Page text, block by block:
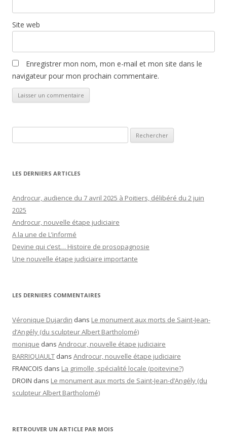
Site web
Enregistrer mon nom, mon e-mail et mon site dans le
navigateur pour mon prochain commentaire.
LES DERNIERS ARTICLES
Androcur, audience du 7 avril 2025 à Poitiers, délibéré du 2 juin
2025
Androcur, nouvelle étape judiciaire
A la une de L’informé
Devine qui c’est… Histoire de prosopagnosie
Une nouvelle étape judiciaire importante
LES DERNIERS COMMENTAIRES
Véronique Dujardin dans Le monument aux morts de Saint-Jean-
d’Angély (du sculpteur Albert Bartholomé)
monique dans Androcur, nouvelle étape judiciaire
BARRIQUAULT dans Androcur, nouvelle étape judiciaire
FRANCOIS dans La grimolle, spécialité locale (poitevine?)
DROIN dans Le monument aux morts de Saint-Jean-d’Angély (du
sculpteur Albert Bartholomé)
RETROUVER UN ARTICLE PAR MOIS